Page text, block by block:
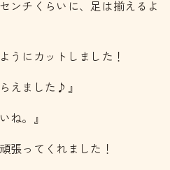
ンチくらいに、足は揃えるよ
うにカットしました！
えました♪』
ね。』
張ってくれました！